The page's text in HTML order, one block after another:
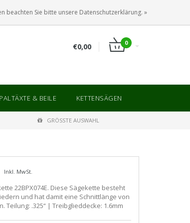
ANMELDEN KUNDENKONTO ANLEGEN
€0,00 0
& BEILE KETTENSÄGEN
GRÖSSTE AUSWAHL
Inkl. MwSt.
22BPX074E. Diese Sägekette besteht
und hat damit eine Schnittlänge von
Teilung: .325“ | Treibglieddecke: 1.6mm
beachten Sie bitte unsere Datenschutzerklärung. »